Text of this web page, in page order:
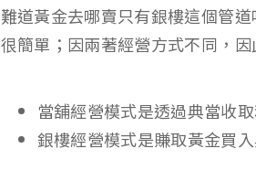
難道黃金去哪賣只有銀樓這個管
很簡單；因兩著經營方式不同，因
當舖經營模式是透過典當收
銀樓經營模式是賺取黃金買